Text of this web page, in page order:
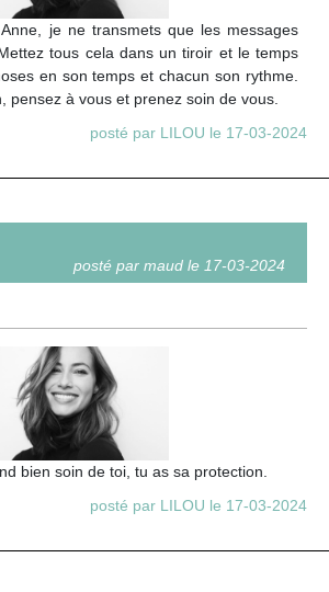
je ne transmets que les messages
tous cela dans un tiroir et le temps
en son temps et chacun son rythme.
pensez à vous et prenez soin de vous.
posté par LILOU le 17-03-2024
posté par maud le 17-03-2024
bien soin de toi, tu as sa protection.
posté par LILOU le 17-03-2024